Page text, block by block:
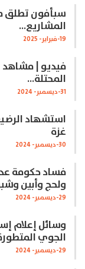
سبأفون تطلق
المشاريع…
19-فبراير- 2025
فيديو | مشاهد
المحتلة…
31-ديسمبر- 2024
استشهاد
غزة
30-ديسمبر- 2024
فساد حكومة
ولحج وأبين
29-ديسمبر- 2024
وسائل إعلام
الجوي
29-ديسمبر- 2024